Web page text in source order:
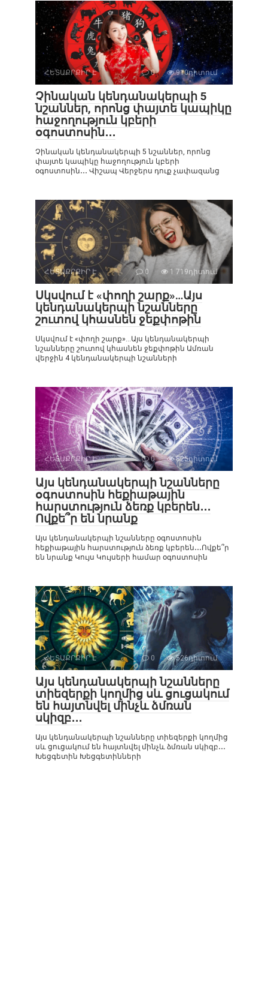
ՀԵՏԱՔՐՔԻՐ Է 0 910դիտում
Չինական կենդանակերպի 5
նշաններ, որոնց փայտե կապիկը
հաջողություն կբերի
օգոստոսին․․․
Չինական կենդանակերպի 5 նշաններ, որոնց
փայտե կապիկը հաջողություն կբերի
օգոստոսին․․․ Վիշապ Վերջերս դուք չափազանց
ՀԵՏԱՔՐՔԻՐ Է 0 1 719դիտում
Սկսվում է «փողի շարք»…Այս
կենդանակերպի նշանները
շուտով կհասնեն ջեքփոթին
Սկսվում է «փողի շարք»…Այս կենդանակերպի
նշանները շուտով կհասնեն ջեքփոթին Ամռան
վերջին 4 կենդանակերպի նշանների
ՀԵՏԱՔՐՔԻՐ Է 0 825դիտում
Այս կենդանակերպի նշանները
օգոստոսին հեքիաթային
հարստություն ձեռք կբերեն․․․
Ովքե՞ր են նրանք
Այս կենդանակերպի նշանները օգոստոսին
հեքիաթային հարստություն ձեռք կբերեն․․․Ովքե՞ր
են նրանք Կույս Կույսերի համար օգոստոսին
ՀԵՏԱՔՐՔԻՐ Է 0 526դիտում
Այս կենդանակերպի նշանները
տիեզերքի կողմից սև ցուցակում
են հայտնվել մինչև ձմռան
սկիզբ․․․
Այս կենդանակերպի նշանները տիեզերքի կողմից
սև ցուցակում են հայտնվել մինչև ձմռան սկիզբ․․․
Խեցգետին Խեցգետինների